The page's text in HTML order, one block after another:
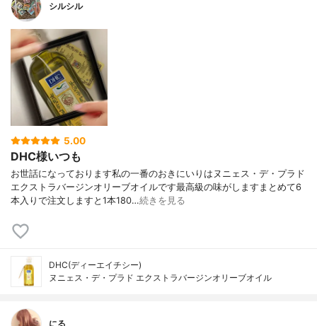
シルシル
5.00
DHC様いつも
お世話になっております私の一番のおきにいりはヌニェス・デ・プラド
エクストラバージンオリーブオイルです最高級の味がしますまとめて6
本入りで注文しますと1本180…続きを見る
DHC(ディーエイチシー)
ヌニェス・デ・プラド エクストラバージンオリーブオイル
にる